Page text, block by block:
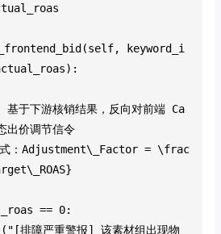
出价调节信令
== 0: